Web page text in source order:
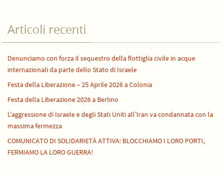
Articoli recenti
Denunciamo con forza il sequestro della flottiglia civile in acque
internazionali da parte dello Stato di Israele
Festa della Liberazione – 25 Aprile 2026 a Colonia
Festa della Liberazione 2026 a Berlino
L’aggressione di Israele e degli Stati Uniti all’Iran va condannata con la
massima fermezza
COMUNICATO DI SOLIDARIETÀ ATTIVA: BLOCCHIAMO I LORO PORTI,
FERMIAMO LA LORO GUERRA!